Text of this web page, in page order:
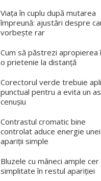
Viața în cuplu după mutarea
împreună: ajustări despre
vorbește rar
Cum să păstrezi apropierea
o prietenie la distanță
Corectorul verde trebuie
punctual pentru a evita un
cenușiu
Contrastul cromatic bine
controlat aduce energie unei
apariții simple
Bluzele cu mâneci ample cer
simplitate în restul apariției